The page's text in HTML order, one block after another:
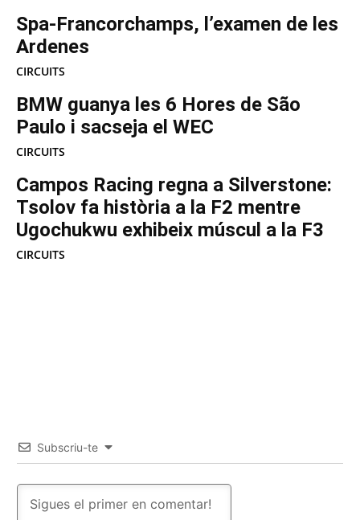
Spa-Francorchamps, l’examen de les
Ardenes
CIRCUITS
BMW guanya les 6 Hores de São
Paulo i sacseja el WEC
CIRCUITS
Campos Racing regna a Silverstone:
Tsolov fa història a la F2 mentre
Ugochukwu exhibeix múscul a la F3
CIRCUITS
Subscriu-te